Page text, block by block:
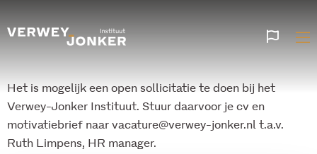
Het is mogelijk een open sollicitatie te doen bij het
Verwey-Jonker Instituut. Stuur daarvoor je cv en
motivatiebrief naar vacature@verwey-jonker.nl t.a.v.
Ruth Limpens, HR manager.